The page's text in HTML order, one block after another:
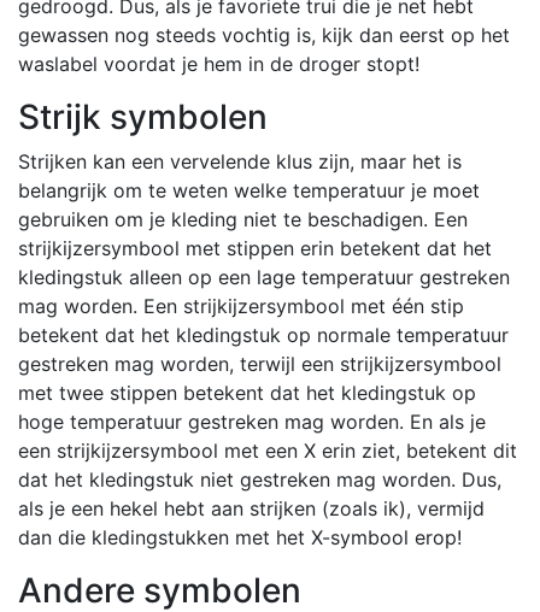
gedroogd. Dus, als je favoriete trui die je net hebt
gewassen nog steeds vochtig is, kijk dan eerst op het
waslabel voordat je hem in de droger stopt!
Strijk symbolen
Strijken kan een vervelende klus zijn, maar het is
belangrijk om te weten welke temperatuur je moet
gebruiken om je kleding niet te beschadigen. Een
strijkijzersymbool met stippen erin betekent dat het
kledingstuk alleen op een lage temperatuur gestreken
mag worden. Een strijkijzersymbool met één stip
betekent dat het kledingstuk op normale temperatuur
gestreken mag worden, terwijl een strijkijzersymbool
met twee stippen betekent dat het kledingstuk op
hoge temperatuur gestreken mag worden. En als je
een strijkijzersymbool met een X erin ziet, betekent dit
dat het kledingstuk niet gestreken mag worden. Dus,
als je een hekel hebt aan strijken (zoals ik), vermijd
dan die kledingstukken met het X-symbool erop!
Andere symbolen